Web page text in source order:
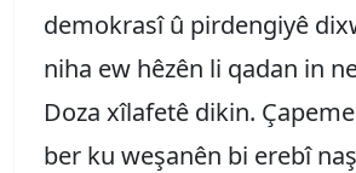
demokrasî û pirdengiyê
niha ew hêzên li qadan in
Doza xîlafetê dikin.
ber ku weşanên bi erebî